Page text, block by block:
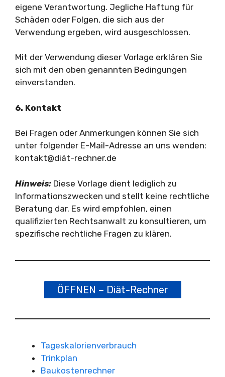
eigene Verantwortung. Jegliche Haftung für
Schäden oder Folgen, die sich aus der
Verwendung ergeben, wird ausgeschlossen.
Mit der Verwendung dieser Vorlage erklären Sie
sich mit den oben genannten Bedingungen
einverstanden.
6. Kontakt
Bei Fragen oder Anmerkungen können Sie sich
unter folgender E-Mail-Adresse an uns wenden:
kontakt@diät-rechner.de
Hinweis: Diese Vorlage dient lediglich zu
Informationszwecken und stellt keine rechtliche
Beratung dar. Es wird empfohlen, einen
qualifizierten Rechtsanwalt zu konsultieren, um
spezifische rechtliche Fragen zu klären.
ÖFFNEN – Diät-Rechner
Tageskalorienverbrauch
Trinkplan
Baukostenrechner